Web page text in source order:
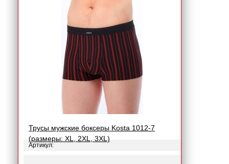
Трусы мужские боксеры Kosta 1012-7
(размеры: XL, 2XL, 3XL)
Артикул: